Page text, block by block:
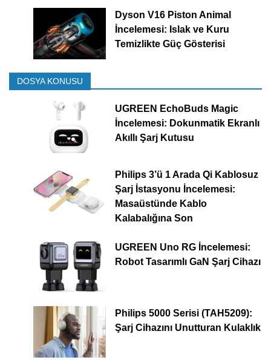
Dyson V16 Piston Animal
İncelemesi: Islak ve Kuru
Temizlikte Güç Gösterisi
DOSYA KONUSU
UGREEN EchoBuds Magic
İncelemesi: Dokunmatik Ekranlı
Akıllı Şarj Kutusu
Philips 3’ü 1 Arada Qi Kablosuz
Şarj İstasyonu İncelemesi:
Masaüstünde Kablo
Kalabalığına Son
UGREEN Uno RG İncelemesi:
Robot Tasarımlı GaN Şarj Cihazı
Philips 5000 Serisi (TAH5209):
Şarj Cihazını Unutturan Kulaklık